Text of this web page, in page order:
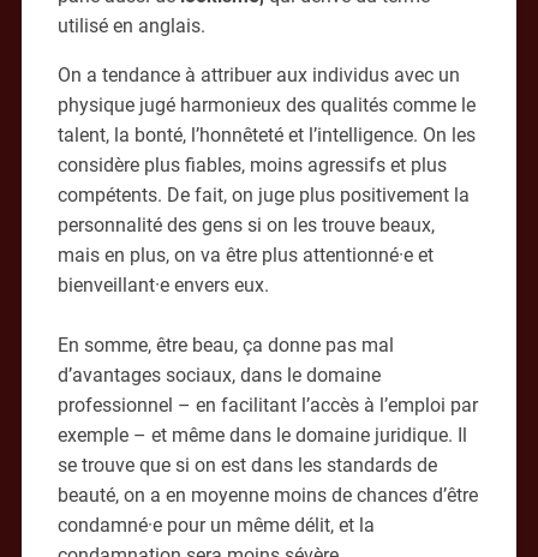
utilisé en anglais.
On a tendance à attribuer aux individus avec un
physique jugé harmonieux des qualités comme le
talent, la bonté, l’honnêteté et l’intelligence. On les
considère plus fiables, moins agressifs et plus
compétents. De fait, on juge plus positivement la
personnalité des gens si on les trouve beaux,
mais en plus, on va être plus attentionné·e et
bienveillant·e envers eux.
En somme, être beau, ça donne pas mal
d’avantages sociaux, dans le domaine
professionnel – en facilitant l’accès à l’emploi par
exemple – et même dans le domaine juridique. Il
se trouve que si on est dans les standards de
beauté, on a en moyenne moins de chances d’être
condamné·e pour un même délit, et la